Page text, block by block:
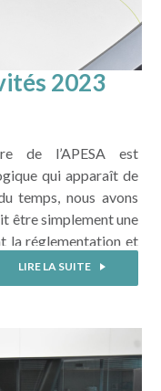
2023
de l’APESA est
qui apparaît de
temps, nous avons
être simplement une
la réglementation et
plus vertes. Cette
forte et, comme l’a
LIRE LA SUITE